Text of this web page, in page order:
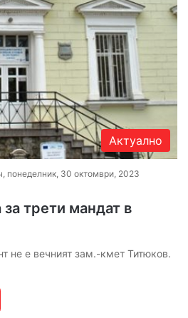
Актуално
понеделник, 30 октомври, 2023
трети мандат в
не е вечният зам.-кмет Титюков.